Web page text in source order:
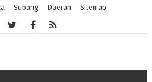
Subang Daerah Sitemap